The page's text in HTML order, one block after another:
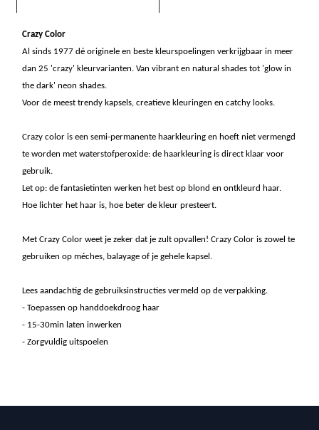
Crazy Color
Al sinds 1977 dé originele en beste kleurspoelingen verkrijgbaar in meer
dan 25 'crazy' kleurvarianten. Van vibrant en natural shades tot 'glow in
the dark' neon shades.
Voor de meest trendy kapsels, creatieve kleuringen en catchy looks.
Crazy color is een semi-permanente haarkleuring en hoeft niet vermengd
te worden met waterstofperoxide: de haarkleuring is direct klaar voor
gebruik.
Let op: de fantasietinten werken het best op blond en ontkleurd haar.
Hoe lichter het haar is, hoe beter de kleur presteert.
Met Crazy Color weet je zeker dat je zult opvallen! Crazy Color is zowel te
gebruiken op méches, balayage of je gehele kapsel.
Lees aandachtig de gebruiksinstructies vermeld op de verpakking.
- Toepassen op handdoekdroog haar
- 15-30min laten inwerken
- Zorgvuldig uitspoelen